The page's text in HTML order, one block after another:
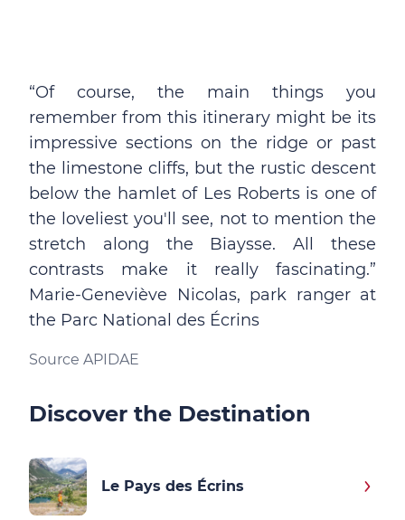
“Of course, the main things you
remember from this itinerary might be its
impressive sections on the ridge or past
the limestone cliffs, but the rustic descent
below the hamlet of Les Roberts is one of
the loveliest you'll see, not to mention the
stretch along the Biaysse. All these
contrasts make it really fascinating.”
Marie-Geneviève Nicolas, park ranger at
the Parc National des Écrins
Source APIDAE
Discover the Destination
Le Pays des Écrins